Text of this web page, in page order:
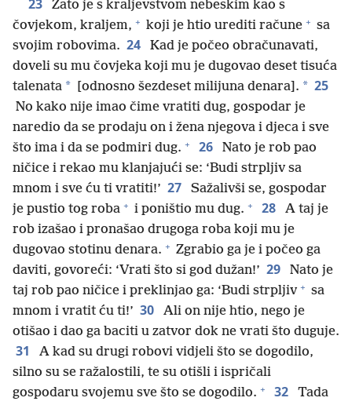
23
Zato je s kraljevstvom nebeskim kao s
čovjekom, kraljem, + koji je htio urediti račune + sa
svojim robovima. 24
Kad je počeo obračunavati,
doveli su mu čovjeka koji mu je dugovao deset tisuća
talenata * [odnosno šezdeset milijuna denara]. * 25
No kako nije imao čime vratiti dug, gospodar je
naredio da se prodaju on i žena njegova i djeca i sve
što ima i da se podmiri dug. + 26
Nato je rob pao
ničice i rekao mu klanjajući se: ‘Budi strpljiv sa
mnom i sve ću ti vratiti!’ 27
Sažalivši se, gospodar
je pustio tog roba + i poništio mu dug. + 28
A taj je
rob izašao i pronašao drugoga roba koji mu je
dugovao stotinu denara. + Zgrabio ga je i počeo ga
daviti, govoreći: ‘Vrati što si god dužan!’ 29
Nato je
taj rob pao ničice i preklinjao ga: ‘Budi strpljiv + sa
mnom i vratit ću ti!’ 30
Ali on nije htio, nego je
otišao i dao ga baciti u zatvor dok ne vrati što duguje.
31
A kad su drugi robovi vidjeli što se dogodilo,
silno su se ražalostili, te su otišli i ispričali
gospodaru svojemu sve što se dogodilo. + 32
Tada